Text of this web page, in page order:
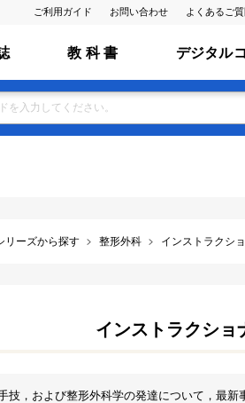
ご利用ガイド お問い合わせ よくあるご
教 科 書 デジタル
リーズから探す 整形外科 インストラクシ
インストラクショ
技，および整形外科学の発達について，最